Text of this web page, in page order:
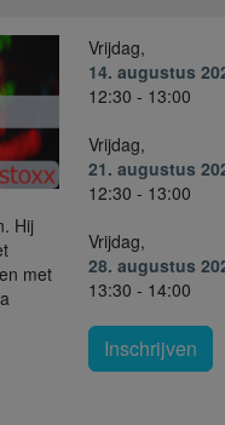
Hij
met
Vrijdag,
14. augustus
12:30 - 13:00
Vrijdag,
21. augustus
12:30 - 13:00
Vrijdag,
28. augustus
13:30 - 14:00
Inschrijven